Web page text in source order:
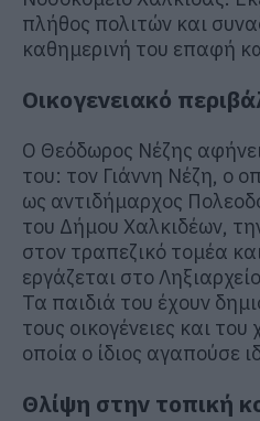
πλήθος πολιτών και
καθημερινή του επαφή
Οικογενειακό
Ο Θεόδωρος Νέζης
του: τον Γιάννη Νέζη, ο
ως αντιδήμαρχος
του Δήμου Χαλκιδέων,
στον τραπεζικό τομέα
εργάζεται στο
Τα παιδιά του έχουν
τους οικογένειες και
οποία ο ίδιος αγαπούσε
Θλίψη στην τοπική